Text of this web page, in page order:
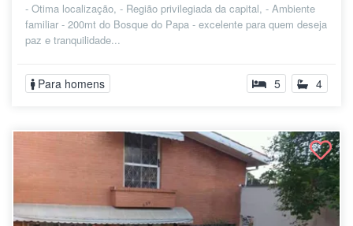
- Otima localização, - Região privilegiada da capital, - Ambiente
familiar - 200mt do Bosque do Papa - excelente para quem deseja
paz e tranquilidade...
Para homens 5 4